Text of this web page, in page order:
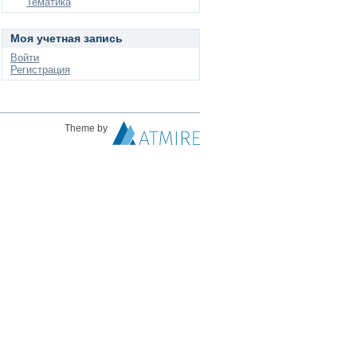
Моя учетная запись
Войти
Регистрация
Theme by